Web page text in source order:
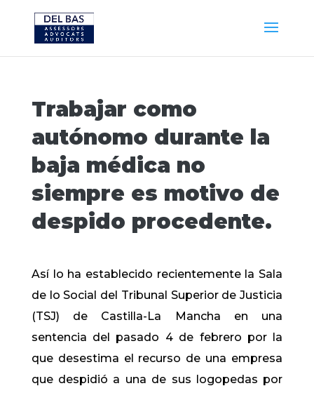
Trabajar como
autónomo durante la
baja médica no
siempre es motivo de
despido procedente.
Así lo ha establecido recientemente la Sala
de lo Social del Tribunal Superior de Justicia
(TSJ) de Castilla-La Mancha en una
sentencia del pasado 4 de febrero por la
que desestima el recurso de una empresa
que despidió a una de sus logopedas por